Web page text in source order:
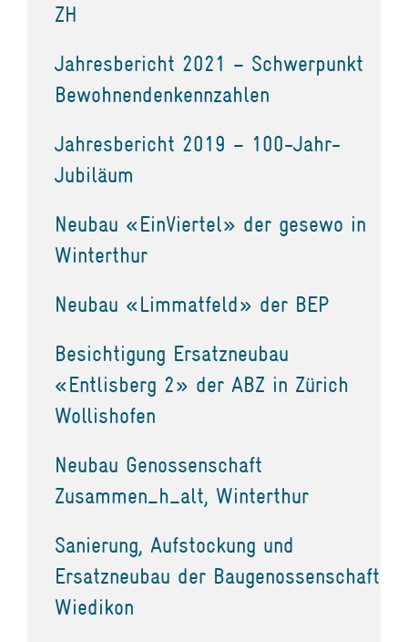
ZH
Jahresbericht 2021 – Schwerpunkt
Bewohnendenkennzahlen
Jahresbericht 2019 – 100-Jahr-
Jubiläum
Neubau «EinViertel» der gesewo in
Winterthur
Neubau «Limmatfeld» der BEP
Besichtigung Ersatzneubau
«Entlisberg 2» der ABZ in Zürich
Wollishofen
Neubau Genossenschaft
Zusammen_h_alt, Winterthur
Sanierung, Aufstockung und
Ersatzneubau der Baugenossenschaft
Wiedikon